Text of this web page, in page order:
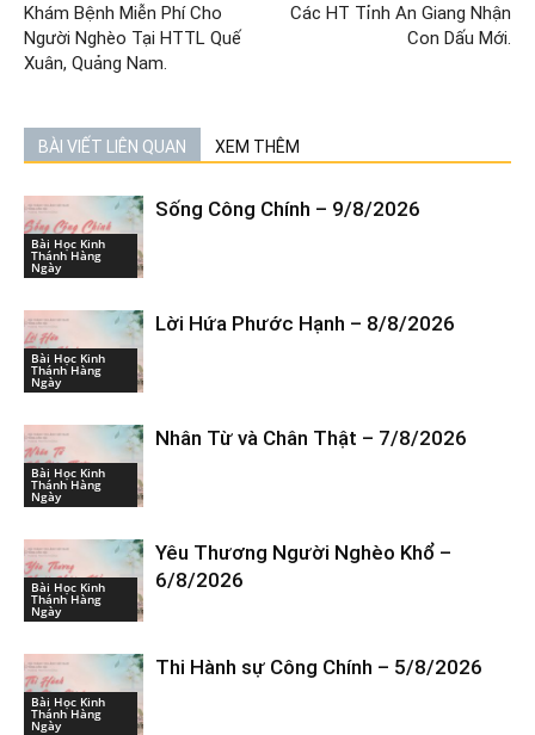
Khám Bệnh Miễn Phí Cho
Người Nghèo Tại HTTL Quế
Xuân, Quảng Nam.
Các HT Tỉnh An Giang Nhận
Con Dấu Mới.
BÀI VIẾT LIÊN QUAN XEM THÊM
Bài Học Kinh
Thánh Hàng
Ngày
Sống Công Chính – 9/8/2026
Bài Học Kinh
Thánh Hàng
Ngày
Lời Hứa Phước Hạnh – 8/8/2026
Bài Học Kinh
Thánh Hàng
Ngày
Nhân Từ và Chân Thật – 7/8/2026
Bài Học Kinh
Thánh Hàng
Ngày
Yêu Thương Người Nghèo Khổ –
6/8/2026
Bài Học Kinh
Thánh Hàng
Ngày
Thi Hành sự Công Chính – 5/8/2026